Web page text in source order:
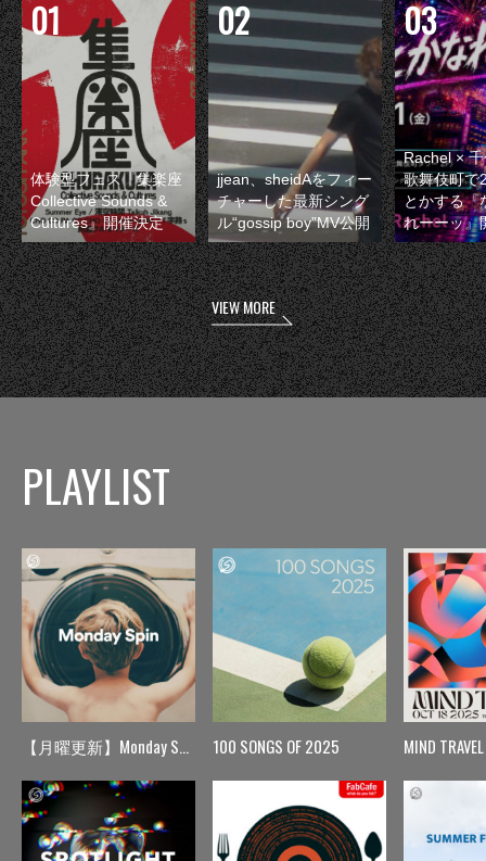
体験型フェス『集楽座
Collective Sounds &
Cultures』開催決定
jjean、sheidAをフィー
チャーした最新シング
ル“gossip boy”MV公開
Rachel ×
歌舞伎町で
とかする『
れーーッ』
VIEW MORE
PLAYLIST
【月曜更新】Monday Spin 100 SONGS OF 2025 MIND TRAVEL